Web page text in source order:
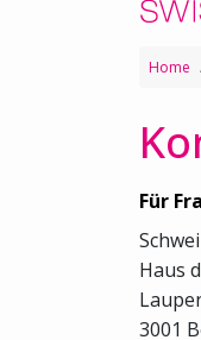
Home
Für
Haus
3001